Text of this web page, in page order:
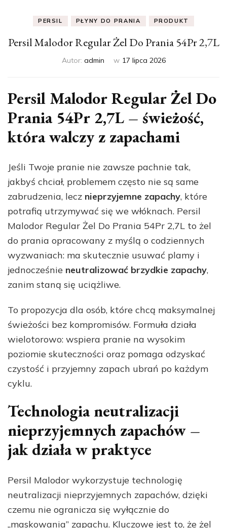
PERSIL PŁYNY DO PRANIA PRODUKT
Persil Malodor Regular Żel Do Prania 54Pr 2,7L
Autor: admin w 17 lipca 2026
Persil Malodor Regular Żel Do
Prania 54Pr 2,7L – świeżość,
która walczy z zapachami
Jeśli Twoje pranie nie zawsze pachnie tak,
jakbyś chciał, problemem często nie są same
zabrudzenia, lecz nieprzyjemne zapachy, które
potrafią utrzymywać się we włóknach. Persil
Malodor Regular Żel Do Prania 54Pr 2,7L to żel
do prania opracowany z myślą o codziennych
wyzwaniach: ma skutecznie usuwać plamy i
jednocześnie neutralizować brzydkie zapachy,
zanim staną się uciążliwe.
To propozycja dla osób, które chcą maksymalnej
świeżości bez kompromisów. Formuła działa
wielotorowo: wspiera pranie na wysokim
poziomie skuteczności oraz pomaga odzyskać
czystość i przyjemny zapach ubrań po każdym
cyklu.
Technologia neutralizacji
nieprzyjemnych zapachów –
jak działa w praktyce
Persil Malodor wykorzystuje technologię
neutralizacji nieprzyjemnych zapachów, dzięki
czemu nie ogranicza się wyłącznie do
„maskowania” zapachu. Kluczowe jest to, że żel